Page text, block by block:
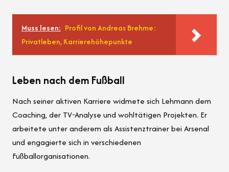
Muss lesen: Profil von Andreas Brehme:
Privatleben, Karrierehöhepunkte
Leben nach dem Fußball
Nach seiner aktiven Karriere widmete sich Lehmann dem
Coaching, der TV-Analyse und wohltätigen Projekten. Er
arbeitete unter anderem als Assistenztrainer bei Arsenal
und engagierte sich in verschiedenen
Fußballorganisationen.